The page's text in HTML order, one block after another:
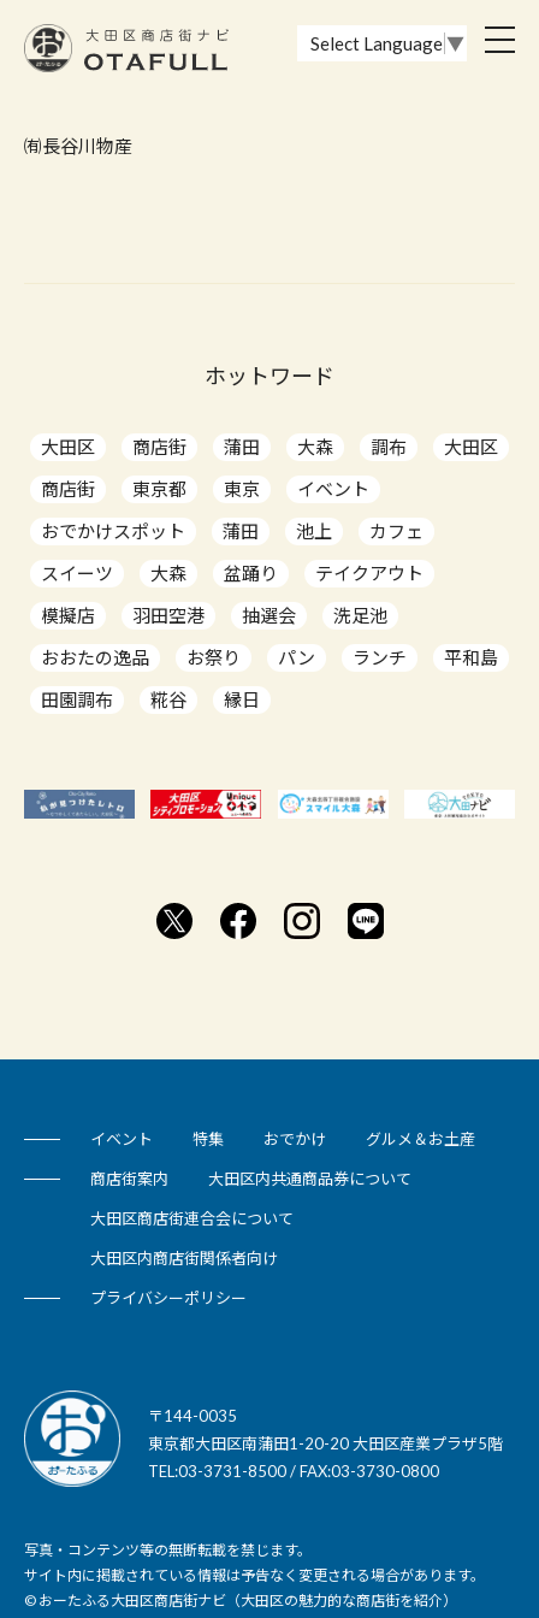
Select Language ▼
㈲長谷川物産
ホットワード
大田区 商店街 蒲田 大森 調布
大田区
商店街
東京都 東京
イベント
おでかけスポット
蒲田 池上
カフェ
スイーツ
大森 盆踊り
テイクアウト
模擬店
羽田空港 抽選会
洗足池
おおたの逸品
お祭り パン ランチ
平和島
田園調布
糀谷 縁日
イベント 特集 おでかけ グルメ＆お土産
商店街案内 大田区内共通商品券について
大田区商店街連合会について
大田区内商店街関係者向け
プライバシーポリシー
〒144-0035
東京都大田区南蒲田1-20-20 大田区産業プラザ5階
TEL:03-3731-8500 / FAX:03-3730-0800
写真・コンテンツ等の無断転載を禁じます。
サイト内に掲載されている情報は予告なく変更される場合があります。
© おーたふる大田区商店街ナビ（大田区の魅力的な商店街を紹介）